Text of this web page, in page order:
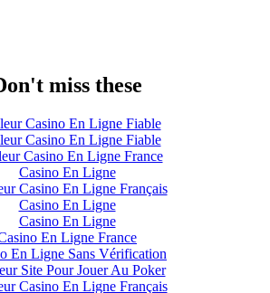
miss these
Casino En Ligne Fiable
Casino En Ligne Fiable
Casino En Ligne France
Casino En Ligne
Casino En Ligne Français
Casino En Ligne
Casino En Ligne
En Ligne France
En Ligne Sans Vérification
Site Pour Jouer Au Poker
Casino En Ligne Français